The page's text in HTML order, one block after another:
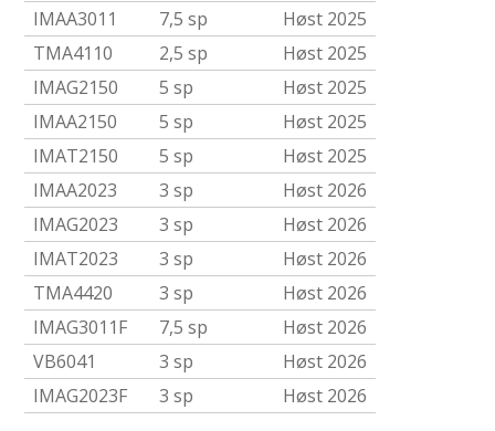
IMAA3011
7,5 sp
Høst 2025
TMA4110
2,5 sp
Høst 2025
IMAG2150
5 sp
Høst 2025
IMAA2150
5 sp
Høst 2025
IMAT2150
5 sp
Høst 2025
IMAA2023
3 sp
Høst 2026
IMAG2023
3 sp
Høst 2026
IMAT2023
3 sp
Høst 2026
TMA4420
3 sp
Høst 2026
IMAG3011F
7,5 sp
Høst 2026
VB6041
3 sp
Høst 2026
IMAG2023F
3 sp
Høst 2026